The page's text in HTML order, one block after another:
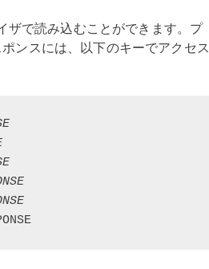
で読み込むことができます。プ
ンスには、以下のキーでアクセス